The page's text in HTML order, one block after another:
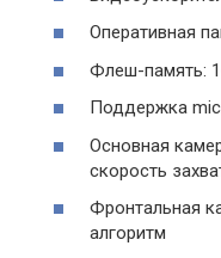
Оперативная
Флеш-память:
Поддержка
Основная
скорость
Фронтальная
алгоритм